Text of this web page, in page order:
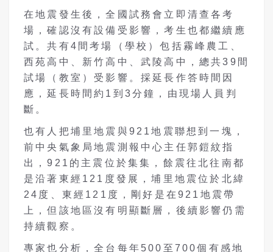
在地震發生後，全國試務會立即清查各考
場，確認沒有設備受影響，考生也都繼續應
試。共有4間考場（學校）包括霧峰農工、
西苑高中、新竹高中、武陵高中，總共39間
試場（教室）受影響。採延長作答時間因
應，延長時間約1到3分鐘，由現場人員判
斷。
也有人把埔里地震與921地震聯想到一塊，
前中央氣象局地震測報中心主任郭鎧紋指
出，921的主震位於集集，餘震往北往南都
是沿著東經121度發展，埔里地震位於北緯
24度、東經121度，剛好是在921地震帶
上，但該地區沒有明顯斷層，後續影響仍需
持續觀察。
專家也分析，全台每年500至700個有感地